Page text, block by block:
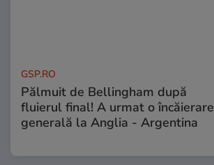
GSP.RO
Pălmuit de Bellingham după
fluierul final! A urmat o încăierare
generală la Anglia - Argentina